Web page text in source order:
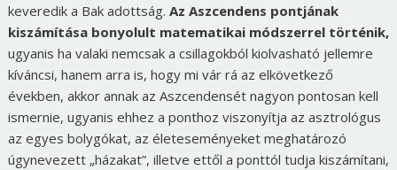
keveredik a Bak adottság. Az Aszcendens pontjának
kiszámítása bonyolult matematikai módszerrel történik,
ugyanis ha valaki nemcsak a csillagokból kiolvasható jellemre
kíváncsi, hanem arra is, hogy mi vár rá az elkövetkező
években, akkor annak az Aszcendensét nagyon pontosan kell
ismernie, ugyanis ehhez a ponthoz viszonyítja az asztrológus
az egyes bolygókat, az életeseményeket meghatározó
úgynevezett „házakat”, illetve ettől a ponttól tudja kiszámítani,